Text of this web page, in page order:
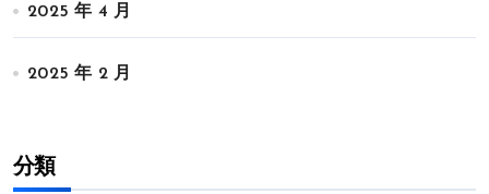
2025 年 4 月
2025 年 2 月
分類